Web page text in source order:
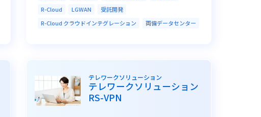
R-Cloud
LGWAN
受託開発
R-Cloud クラウドインテグレーション
両備データセンター
テレワークソリューション
テレワークソリューション
RS-VPN